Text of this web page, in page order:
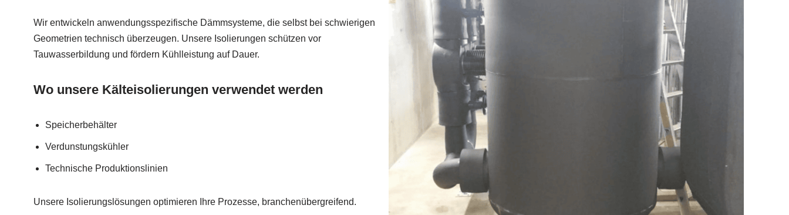
Wir entwickeln anwendungsspezifische Dämmsysteme, die selbst bei schwierigen
Geometrien technisch überzeugen. Unsere Isolierungen schützen vor
Tauwasserbildung und fördern Kühlleistung auf Dauer.
Wo unsere Kälteisolierungen verwendet werden
Speicherbehälter
Verdunstungskühler
Technische Produktionslinien
Unsere Isolierungslösungen optimieren Ihre Prozesse, branchenübergreifend.